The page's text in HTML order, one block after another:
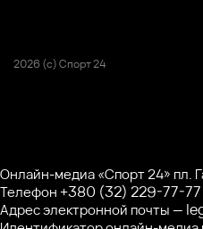
2026 (с) Спорт 24
Онлайн-медиа «Спорт 24» пл.
Телефон +380 (32) 229-77-77
Адрес электронной почты —